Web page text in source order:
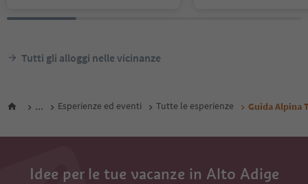
Tutti gli alloggi nelle vicinanze
... Esperienze ed eventi Tutte le esperienze Guida Alpina
Idee per le tue vacanze in Alto Adige